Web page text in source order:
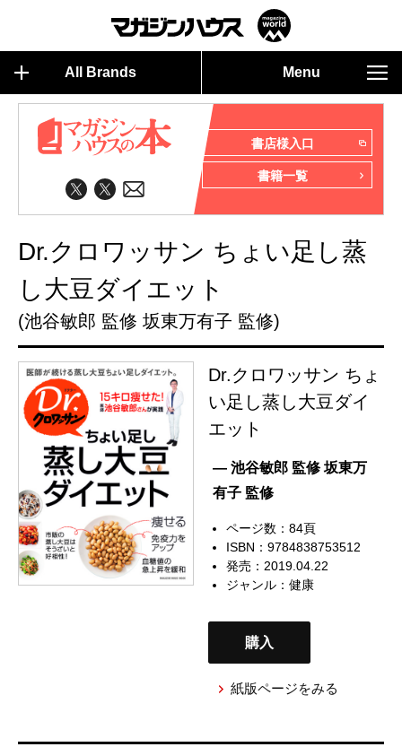
All Brands Menu
書店様入口
書籍一覧
Dr.クロワッサン ちょい足し蒸
し大豆ダイエット
(池谷敏郎 監修 坂東万有子 監修)
Dr.クロワッサン ちょ
い足し蒸し大豆ダイ
エット
— 池谷敏郎 監修 坂東万
有子 監修
ページ数：84頁
ISBN：9784838753512
発売：2019.04.22
ジャンル：健康
購入
紙版ページをみる